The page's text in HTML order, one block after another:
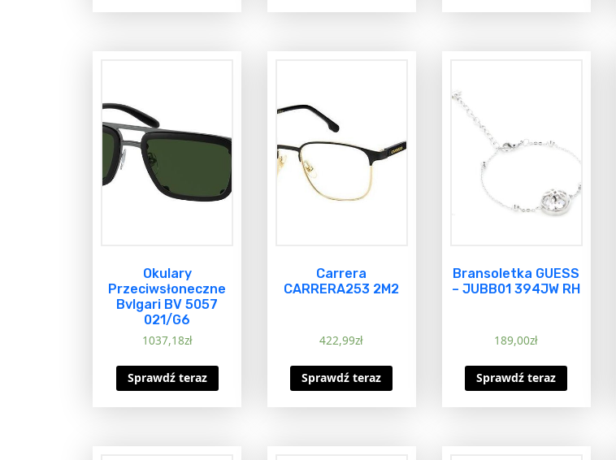
Okulary
Przeciwsłoneczne
Bvlgari BV 5057
021/G6
1037,18zł
Sprawdź teraz
Carrera
CARRERA253 2M2
422,99zł
Sprawdź teraz
Bransoletka GUESS
– JUBB01 394JW RH
189,00zł
Sprawdź teraz